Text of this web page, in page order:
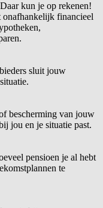
kun je op rekenen!
onafhankelijk financieel
sluit jouw
bescherming van jouw
jou en je situatie past.
pensioen je al hebt
te